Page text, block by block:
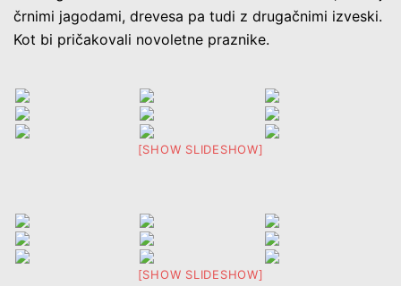
črnimi jagodami, drevesa pa tudi z drugačnimi izveski.
Kot bi pričakovali novoletne praznike.
[SHOW SLIDESHOW]
[SHOW SLIDESHOW]